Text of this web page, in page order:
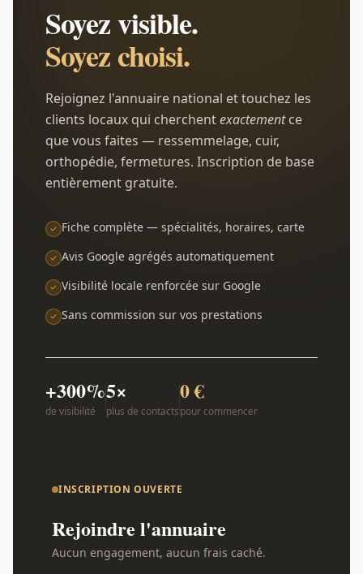
Soyez visible.
Soyez choisi.
Rejoignez l'annuaire national et touchez les
clients locaux qui cherchentexactementce
que vous faites — ressemmelage, cuir,
orthopédie, fermetures. Inscription de base
entièrement gratuite.
Fiche complète — spécialités, horaires, carte
Avis Google agrégés automatiquement
Visibilité locale renforcée sur Google
Sans commission sur vos prestations
+300%
de visibilité
5×
plus de contacts
0 €
pour commencer
INSCRIPTION OUVERTE
Rejoindre l'annuaire
Aucun engagement, aucun frais caché.